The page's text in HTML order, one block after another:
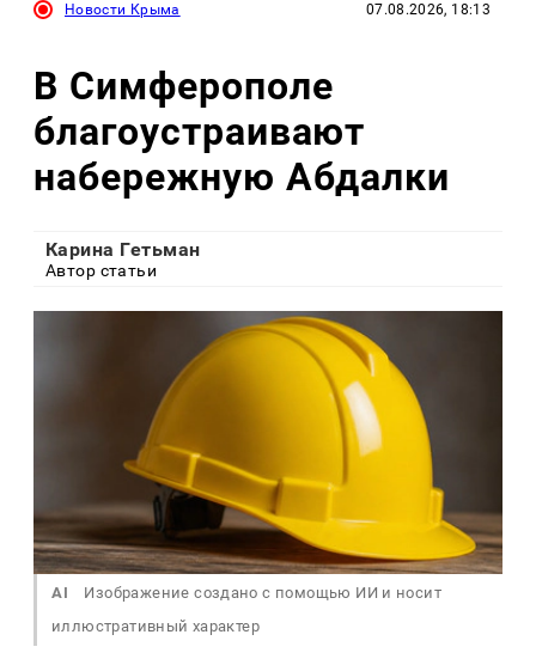
Новости Крыма 07.08.2026, 18:13
В Симферополе
благоустраивают
набережную Абдалки
Карина Гетьман
Автор статьи
AI
Изображение создано с помощью ИИ и носит
иллюстративный характер